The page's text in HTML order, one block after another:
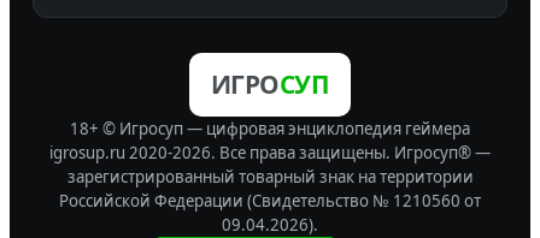
ИГРОСУП
18+ © Игросуп — цифровая энциклопедия геймера
igrosup.ru 2020-2026. Все права защищены. Игросуп® —
зарегистрированный товарный знак на территории
Российской Федерации (Свидетельство № 1210560 от
09.04.2026).